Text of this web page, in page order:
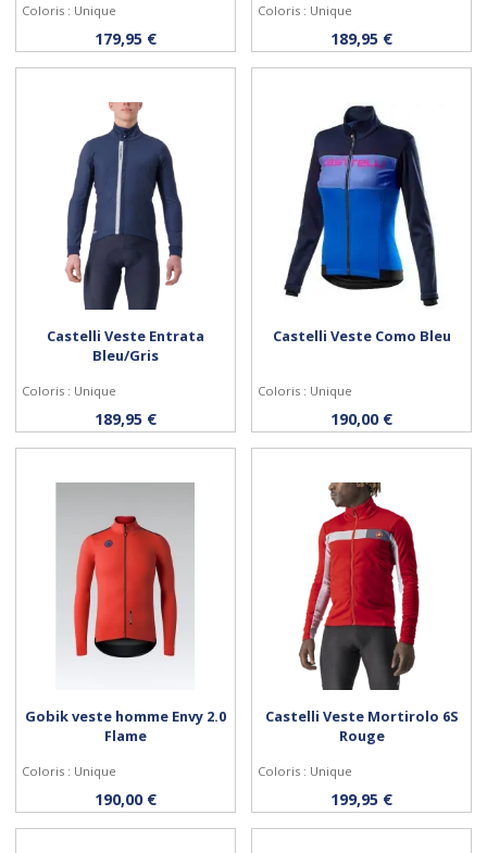
Personnaliser
Coloris : Unique
179,95 € Personnaliser
Coloris : Unique
189,95 €
Personnaliser
Castelli Veste Entrata
Bleu/Gris
Coloris : Unique
189,95 € Personnaliser
Castelli Veste Como Bleu
Coloris : Unique
190,00 €
Personnaliser
Gobik veste homme Envy 2.0
Flame
Coloris : Unique
190,00 € Personnaliser
Castelli Veste Mortirolo 6S
Rouge
Coloris : Unique
199,95 €